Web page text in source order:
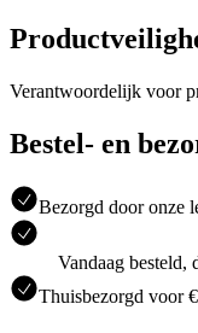
Verantwoordelijk voor
Bestel- en
Bezorgd door onze
Vandaag besteld,
Thuisbezorgd voor